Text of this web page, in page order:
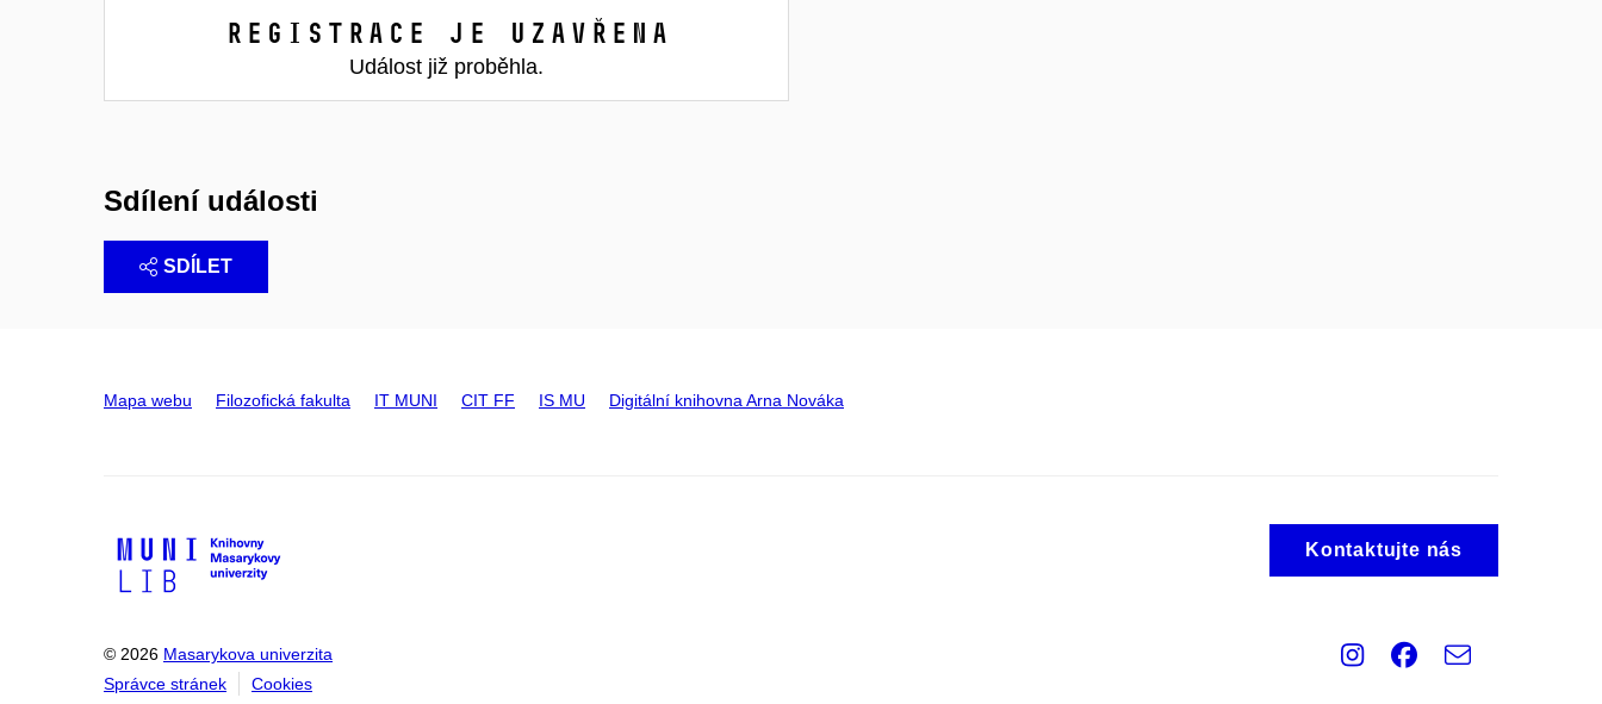
Registrace je uzavřena
Událost již proběhla.
Sdílení události
SDÍLET
Mapa webu Filozofická fakulta IT MUNI CIT FF IS MU Digitální knihovna Arna Nováka
Kontaktujte nás
© 2026 Masarykova univerzita
Správce stránek
Cookies
Instagram
Facebook
e-